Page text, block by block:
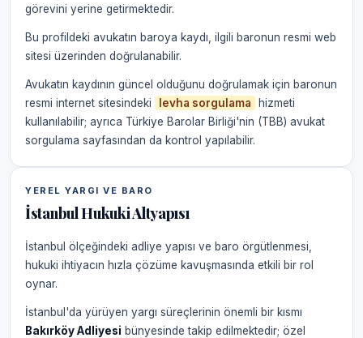
görevini yerine getirmektedir.
Bu profildeki avukatın baroya kaydı, ilgili baronun resmi web
sitesi üzerinden doğrulanabilir.
Avukatın kaydının güncel olduğunu doğrulamak için baronun
resmi internet sitesindeki
levha sorgulama
hizmeti
kullanılabilir; ayrıca Türkiye Barolar Birliği'nin (TBB) avukat
sorgulama sayfasından da kontrol yapılabilir.
YEREL YARGI VE BARO
İstanbul Hukuki Altyapısı
İstanbul ölçeğindeki adliye yapısı ve baro örgütlenmesi,
hukuki ihtiyacın hızla çözüme kavuşmasında etkili bir rol
oynar.
İstanbul'da yürüyen yargı süreçlerinin önemli bir kısmı
Bakırköy Adliyesi bünyesinde takip edilmektedir; özel